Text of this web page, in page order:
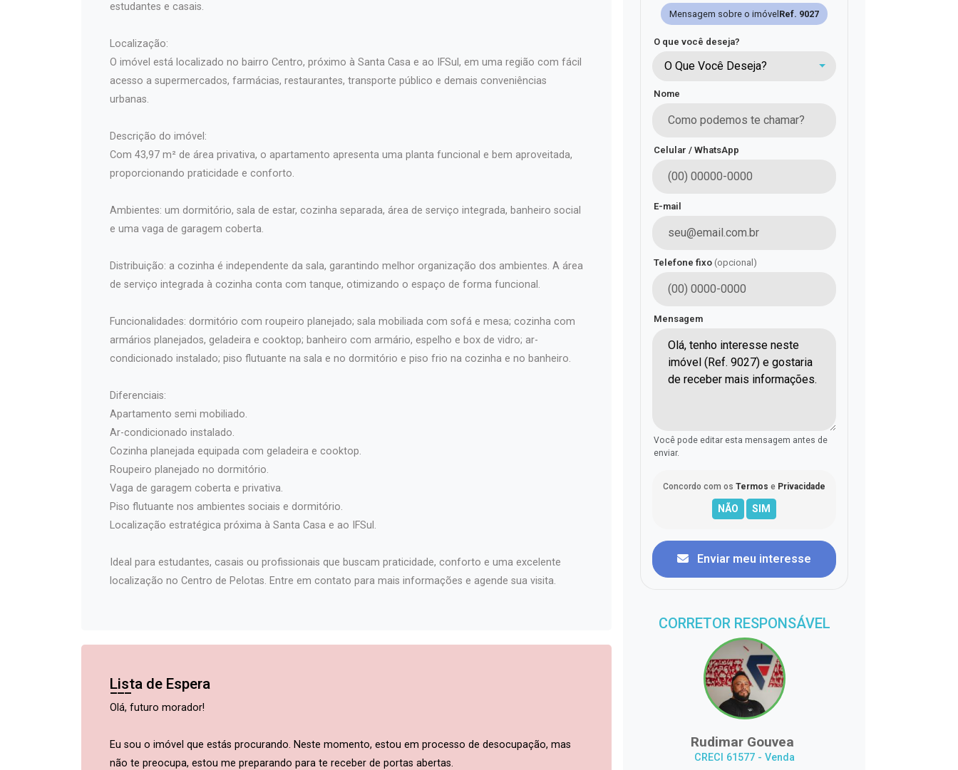
estudantes e casais.
Localização:
O imóvel está localizado no bairro Centro, próximo à Santa Casa e ao IFSul, em uma região com fácil
acesso a supermercados, farmácias, restaurantes, transporte público e demais conveniências
urbanas.
Descrição do imóvel:
Com 43,97 m² de área privativa, o apartamento apresenta uma planta funcional e bem aproveitada,
proporcionando praticidade e conforto.
Ambientes: um dormitório, sala de estar, cozinha separada, área de serviço integrada, banheiro social
e uma vaga de garagem coberta.
Distribuição: a cozinha é independente da sala, garantindo melhor organização dos ambientes. A área
de serviço integrada à cozinha conta com tanque, otimizando o espaço de forma funcional.
Funcionalidades: dormitório com roupeiro planejado; sala mobiliada com sofá e mesa; cozinha com
armários planejados, geladeira e cooktop; banheiro com armário, espelho e box de vidro; ar-
condicionado instalado; piso flutuante na sala e no dormitório e piso frio na cozinha e no banheiro.
Diferenciais:
Apartamento semi mobiliado.
Ar-condicionado instalado.
Cozinha planejada equipada com geladeira e cooktop.
Roupeiro planejado no dormitório.
Vaga de garagem coberta e privativa.
Piso flutuante nos ambientes sociais e dormitório.
Localização estratégica próxima à Santa Casa e ao IFSul.
Ideal para estudantes, casais ou profissionais que buscam praticidade, conforto e uma excelente
localização no Centro de Pelotas. Entre em contato para mais informações e agende sua visita.
Lista de Espera
Olá, futuro morador!
Eu sou o imóvel que estás procurando. Neste momento, estou em processo de desocupação, mas
não te preocupa, estou me preparando para te receber de portas abertas.
Mensagem sobre o imóvel Ref. 9027
O que você deseja?
O Que Você Deseja?
Nome
Celular / WhatsApp
E-mail
Telefone fixo (opcional)
Mensagem
Você pode editar esta mensagem antes de
enviar.
Concordo com os Termos e Privacidade
Enviar meu interesse
CORRETOR RESPONSÁVEL
Rudimar Gouvea
CRECI 61577 - Venda